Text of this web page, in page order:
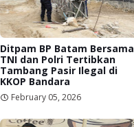
Ditpam BP Batam Bersama
TNI dan Polri Tertibkan
Tambang Pasir Ilegal di
KKOP Bandara
February 05, 2026